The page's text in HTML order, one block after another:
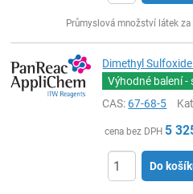
Průmyslová množství látek
Dimethyl
Výhodné balení -
CAS:67-68-5
cena bez DPH 5
Do